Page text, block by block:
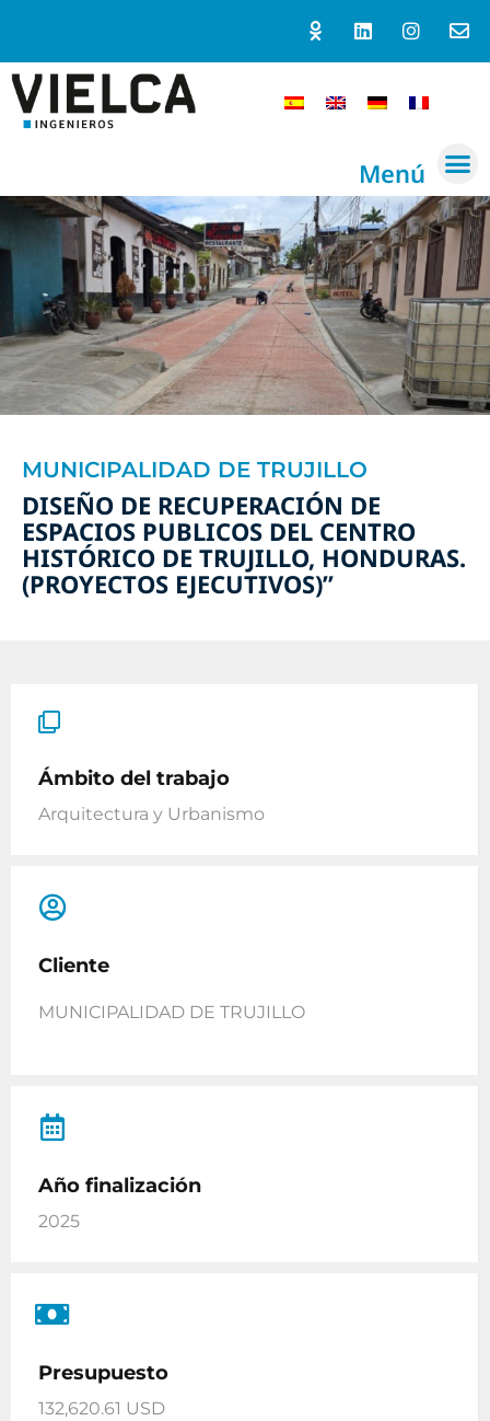
Menú
MUNICIPALIDAD DE TRUJILLO
DISEÑO DE RECUPERACIÓN DE
ESPACIOS PUBLICOS DEL CENTRO
HISTÓRICO DE TRUJILLO, HONDURAS.
(PROYECTOS EJECUTIVOS)”
Ámbito del trabajo
Arquitectura y Urbanismo
Cliente
MUNICIPALIDAD DE TRUJILLO
Año finalización
2025
Presupuesto
132,620.61 USD